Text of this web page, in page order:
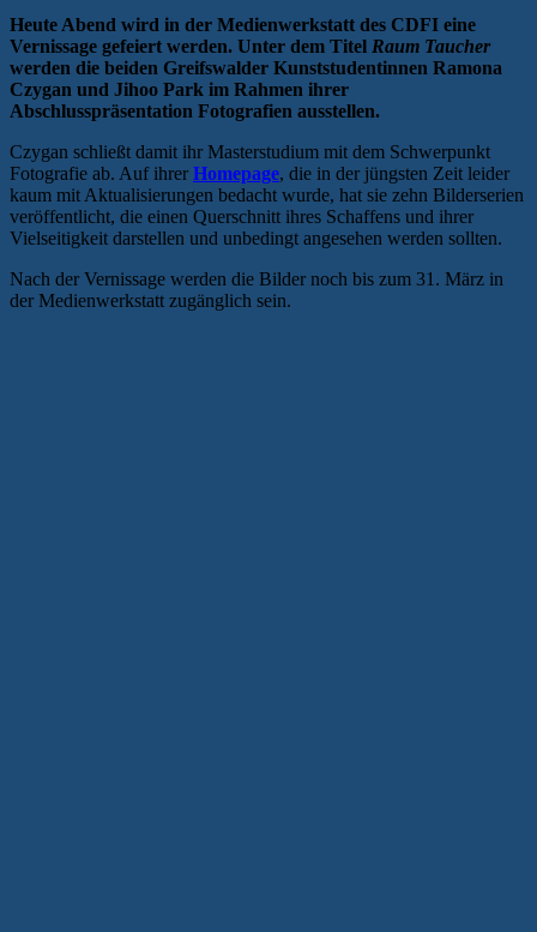
Heute Abend wird in der Medienwerkstatt des CDFI eine
Vernissage gefeiert werden. Unter dem Titel Raum Taucher
werden die beiden Greifswalder Kunststudentinnen Ramona
Czygan und Jihoo Park im Rahmen ihrer
Abschlusspräsentation Fotografien ausstellen.
Czygan schließt damit ihr Masterstudium mit dem Schwerpunkt
Fotografie ab. Auf ihrer Homepage, die in der jüngsten Zeit leider
kaum mit Aktualisierungen bedacht wurde, hat sie zehn Bilderserien
veröffentlicht, die einen Querschnitt ihres Schaffens und ihrer
Vielseitigkeit darstellen und unbedingt angesehen werden sollten.
Nach der Vernissage werden die Bilder noch bis zum 31. März in
der Medienwerkstatt zugänglich sein.